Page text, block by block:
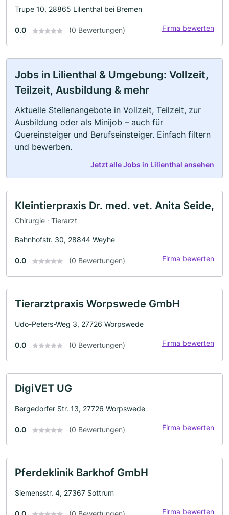
Trupe 10, 28865 Lilienthal bei Bremen
0.0 (0 Bewertungen) Firma bewerten
Jobs in Lilienthal & Umgebung: Vollzeit,
Teilzeit, Ausbildung & mehr
Aktuelle Stellenangebote in Vollzeit, Teilzeit, zur
Ausbildung oder als Minijob – auch für
Quereinsteiger und Berufseinsteiger. Einfach filtern
und bewerben.
Jetzt alle Jobs in Lilienthal ansehen
Kleintierpraxis Dr. med. vet. Anita Seide,
Chirurgie · Tierarzt
Bahnhofstr. 30, 28844 Weyhe
0.0 (0 Bewertungen) Firma bewerten
Tierarztpraxis Worpswede GmbH
Udo-Peters-Weg 3, 27726 Worpswede
0.0 (0 Bewertungen) Firma bewerten
DigiVET UG
Bergedorfer Str. 13, 27726 Worpswede
0.0 (0 Bewertungen) Firma bewerten
Pferdeklinik Barkhof GmbH
Siemensstr. 4, 27367 Sottrum
Firma bewerten